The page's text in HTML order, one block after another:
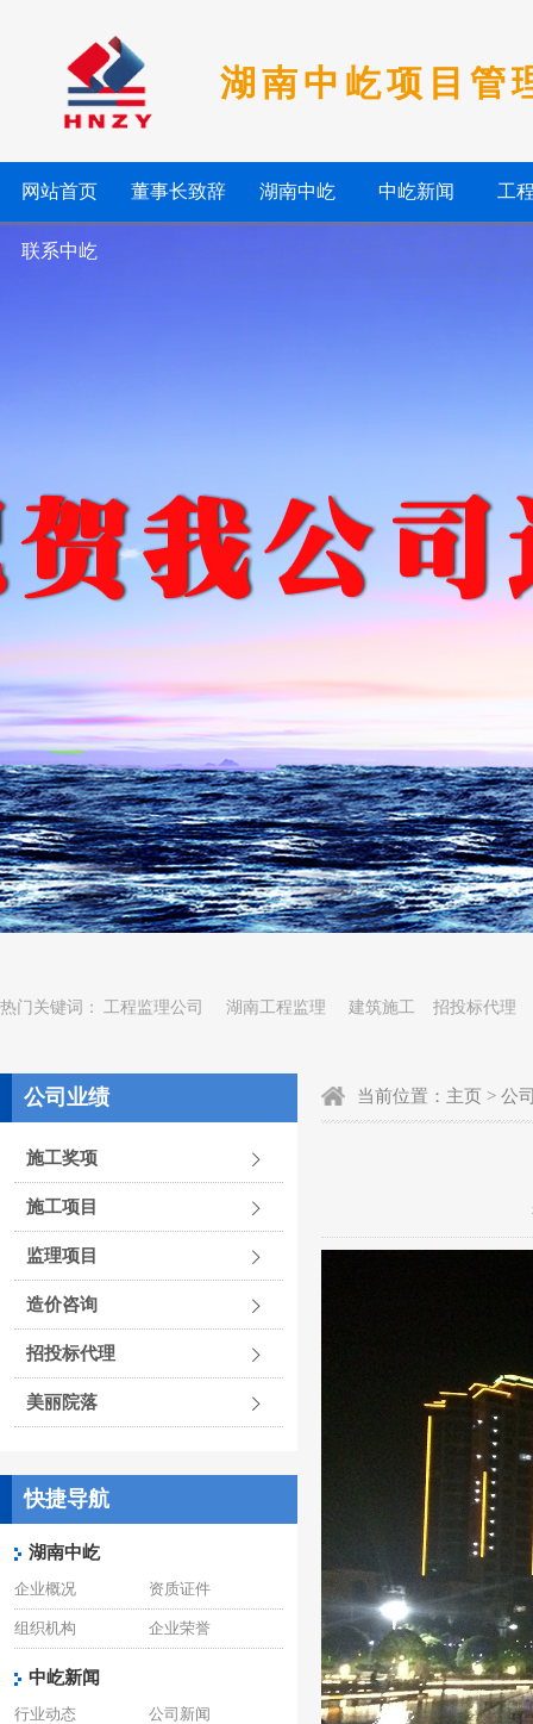
湖南中屹项目管
网站首页 董事长致辞 湖南中屹 中屹新闻 工
联系中屹
热门关键词： 工程监理公司 湖南工程监理 建筑施工 招投标代理
公司业绩
施工奖项
施工项目
监理项目
造价咨询
招投标代理
美丽院落
快捷导航
湖南中屹
企业概况 资质证件
组织机构 企业荣誉
中屹新闻
行业动态 公司新闻
当前位置： 主页 > 公